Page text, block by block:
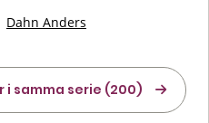
Dahn Anders
i samma serie (200)